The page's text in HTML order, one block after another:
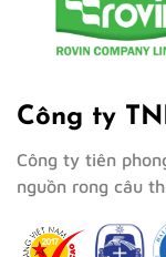
Công ty
Công ty tiên
nguồn rong câu